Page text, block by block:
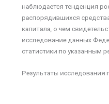
наблюдается тенденция
распорядившихся
капитала, о чем
исследование данных
статистики по указанным
Результаты исследования